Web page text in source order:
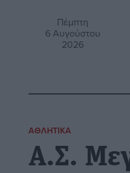
Πέμπτη
6 Αυγούστου
2026
ΑΘΛΗΤΙΚΆ
Α.Σ.